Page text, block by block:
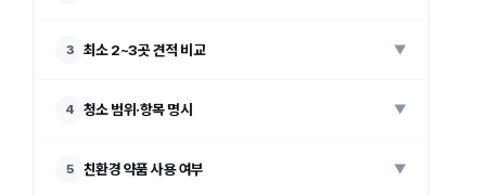
3 최소 2~3곳 견적 비교 ▼
4 청소 범위·항목 명시 ▼
5 친환경 약품 사용 여부 ▼